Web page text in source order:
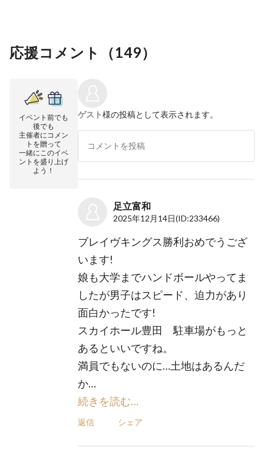
応援コメント（149）
イベント前でも
後でも
主催者にコメン
トを贈って
一緒にこのイベ
ントを盛り上げ
よう！
ゲスト様の投稿として表示されます。
足立富和
2025年12月14日(ID:233466)
ブレイヴキングス勝利おめでうござ
います!
娘も大学までハンドボールやってま
したが男子はスピード、迫力があり
面白かったです!
スカイホール豊田 駐車場がもっと
あるといいですね。
満員でもないのに…土地はあるんだ
か…
続きを読む…
返信 シェア